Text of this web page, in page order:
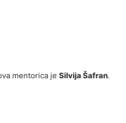
mentorica je Silvija Šafran.